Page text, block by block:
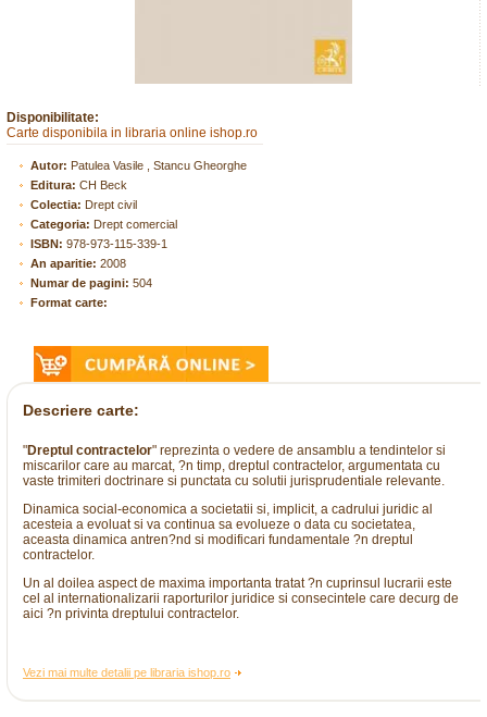
Disponibilitate:
Carte disponibila in libraria online ishop.ro
Autor: Patulea Vasile , Stancu Gheorghe
Editura: CH Beck
Colectia: Drept civil
Categoria: Drept comercial
ISBN: 978-973-115-339-1
An aparitie: 2008
Numar de pagini: 504
Format carte:
Descriere carte:
"Dreptul contractelor" reprezinta o vedere de ansamblu a tendintelor si
miscarilor care au marcat, ?n timp, dreptul contractelor, argumentata cu
vaste trimiteri doctrinare si punctata cu solutii jurisprudentiale relevante.
Dinamica social-economica a societatii si, implicit, a cadrului juridic al
acesteia a evoluat si va continua sa evolueze o data cu societatea,
aceasta dinamica antren?nd si modificari fundamentale ?n dreptul
contractelor.
Un al doilea aspect de maxima importanta tratat ?n cuprinsul lucrarii este
cel al internationalizarii raporturilor juridice si consecintele care decurg de
aici ?n privinta dreptului contractelor.
Vezi mai multe detalii pe libraria ishop.ro